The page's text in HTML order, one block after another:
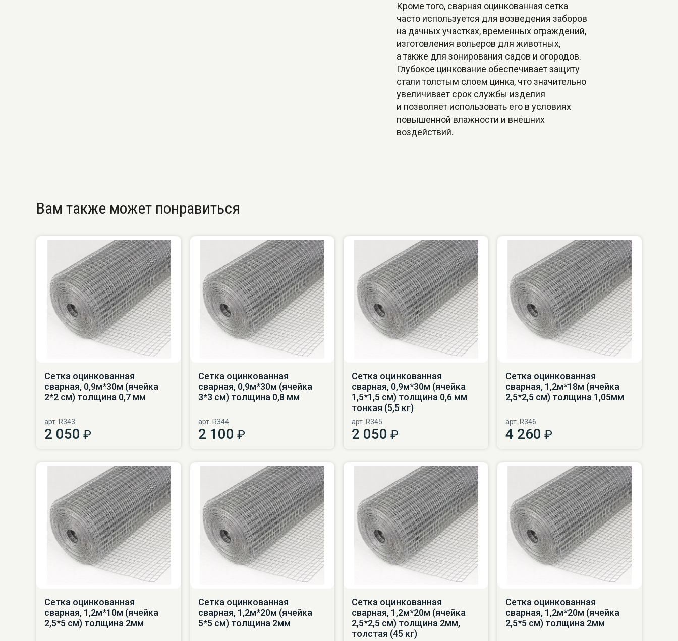
Кроме того, сварная оцинкованная сетка
часто используется для возведения заборов
на дачных участках, временных ограждений,
изготовления вольеров для животных,
а также для зонирования садов и огородов.
Глубокое цинкование обеспечивает защиту
стали толстым слоем цинка, что значительно
увеличивает срок службы изделия
и позволяет использовать его в условиях
повышенной влажности и внешних
воздействий.
Вам также может понравиться
Сетка оцинкованная
сварная, 0,9м*30м (ячейка
2*2 см) толщина 0,7 мм
арт. R343
2 050 ₽
Сетка оцинкованная
сварная, 0,9м*30м (ячейка
3*3 см) толщина 0,8 мм
арт. R344
2 100 ₽
Сетка оцинкованная
сварная, 0,9м*30м (ячейка
1,5*1,5 см) толщина 0,6 мм
тонкая (5,5 кг)
арт. R345
2 050 ₽
Сетка оцинкованная
сварная, 1,2м*18м (ячейка
2,5*2,5 см) толщина 1,05мм
арт. R346
4 260 ₽
Сетка оцинкованная
сварная, 1,2м*10м (ячейка
2,5*5 см) толщина 2мм
Сетка оцинкованная
сварная, 1,2м*20м (ячейка
5*5 см) толщина 2мм
Сетка оцинкованная
сварная, 1,2м*20м (ячейка
2,5*2,5 см) толщина 2мм,
толстая (45 кг)
Сетка оцинкованная
сварная, 1,2м*20м (ячейка
2,5*5 см) толщина 2мм